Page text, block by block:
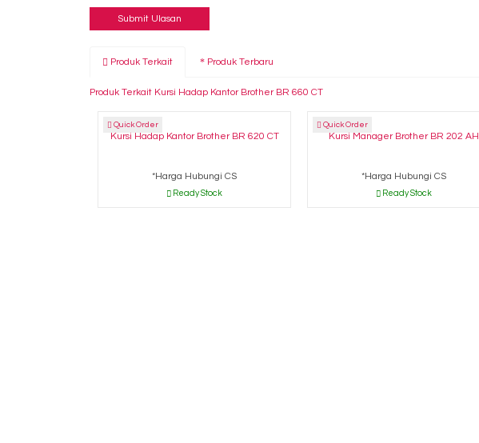
Produk Terkait Produk Terbaru
Produk Terkait Kursi Hadap Kantor Brother BR 660 CT
Quick Order
Kursi Hadap Kantor Brother BR 620 CT
*Harga Hubungi CS
Ready Stock
Quick Order
Kursi Manager Brother BR 202 AH
*Harga Hubungi CS
Ready Stock